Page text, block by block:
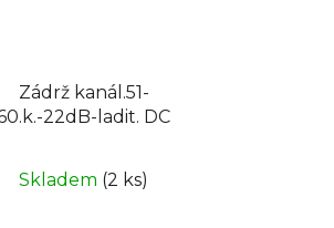
Zádrž kanál.51-
22dB-ladit. DC
Skladem (2 ks)